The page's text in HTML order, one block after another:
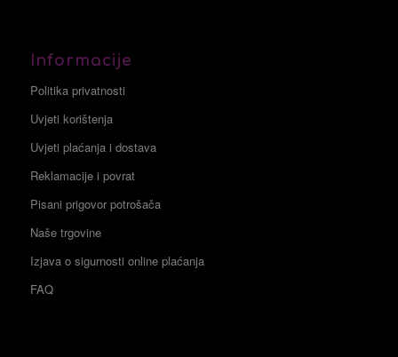
Informacije
Politika privatnosti
Uvjeti korištenja
Uvjeti plaćanja i dostava
Reklamacije i povrat
Pisani prigovor potrošača
Naše trgovine
Izjava o sigurnosti online plaćanja
FAQ